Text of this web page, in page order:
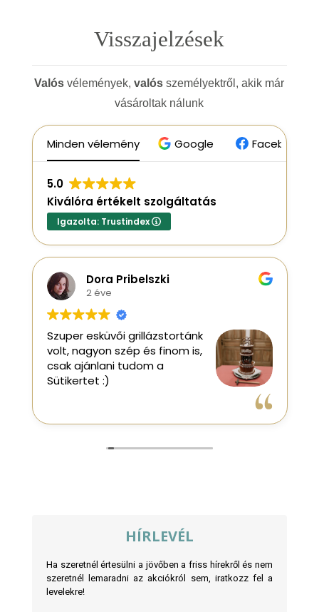
Visszajelzések
Valós vélemények,valós személyektről, akik már
vásároltak nálunk
Minden vélemény Google Facebook
5.0
Kiválóra értékelt szolgáltatás
Igazolta: Trustindex
Dora Pribelszki
2 éve
Szuper esküvői grillázstortánk
volt, nagyon szép és finom is,
csak ajánlani tudom a
Sütikertet :)
HÍRLEVÉL
Ha szeretnél értesülni a jövőben a friss hírekről és nem
szeretnél lemaradni az akciókról sem, iratkozz fel a
levelekre!